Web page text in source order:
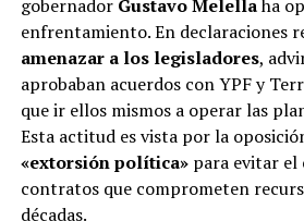
gobernador Gustavo Melellaha
enfrentamiento. En declaraciones
amenazar a los legisladores,
aprobaban acuerdos con YPF y
que ir ellos mismos a operar las
Esta actitud es vista por la
«extorsión política»para evitar el
contratos que comprometen
décadas.